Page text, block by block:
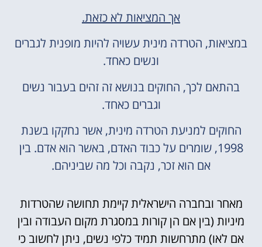
אך המציאות לא כזאת.
במציאות, הטרדה מינית עשויה להיות מופנית לגברים
ונשים כאחד.
בהתאם לכך, החוקים בנושא זה זהים בעבור נשים
וגברים כאחד.
החוקים למניעת הטרדה מינית, אשר נחקקו בשנת
1998, שומרים על כבוד האדם, באשר הוא אדם. בין
אם הוא זכר, נקבה וכל מה שביניהם.
מאחר ובחברה הישראלית קיימת תחושה שהטרדות
מיניות (בין אם הן קורות במסגרת מקום העבודה ובין
אם לאו) מתרחשות תמיד כלפי נשים, ניתן לחשוב כי